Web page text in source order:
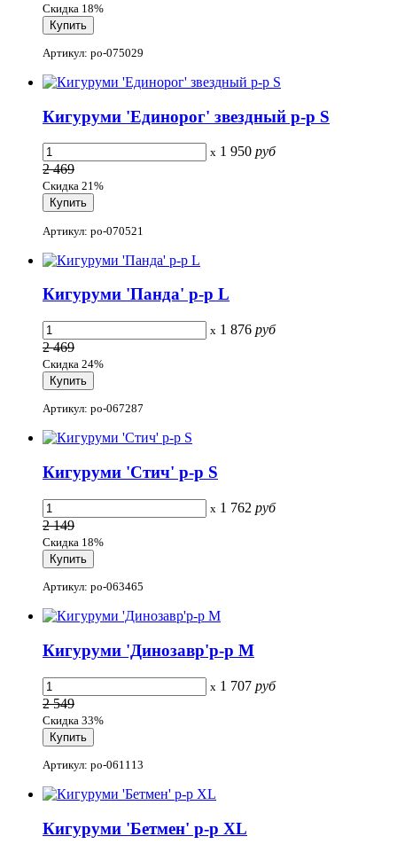
Скидка 18%
Артикул: po-075029
Кигуруми 'Единорог' звездный р-р S
x 1 950 руб
2 469
Скидка 21%
Артикул: po-070521
Кигуруми 'Панда' р-р L
x 1 876 руб
2 469
Скидка 24%
Артикул: po-067287
Кигуруми 'Стич' р-р S
x 1 762 руб
2 149
Скидка 18%
Артикул: po-063465
Кигуруми 'Динозавр'р-р M
x 1 707 руб
2 549
Скидка 33%
Артикул: po-061113
Кигуруми 'Бетмен' р-р XL